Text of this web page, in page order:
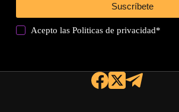
Suscríbete
Acepto lasPoliticas de privacidad*